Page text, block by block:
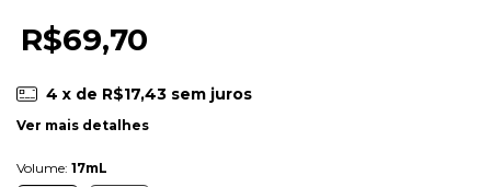
R$69,70
4 x de R$17,43 sem juros
Ver mais detalhes
Volume: 17mL